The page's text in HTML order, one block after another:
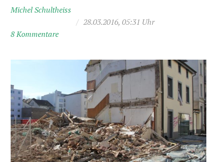
Michel Schultheiss
/ 28.03.2016, 05:31 Uhr
8 Kommentare